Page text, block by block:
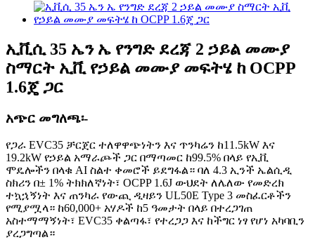
ኢቪሲ 35 ኤን ኤ የንግድ ደረጃ 2 ኃይል መሙያ
ስማርት ኢቪ የኃይል መሙያ መፍትሄ ከ OCPP
1.6ጄ ጋር
አጭር መግለጫ፡-
የጋራ EVC35 ቻርጀር ተለዋዋጭነትን እና ጥንካሬን ከ11.5kW እና
19.2kW የኃይል አማራጮች ጋር በማጣመር ከ99.5% በላይ የኢቪ
ሞዴሎችን በላቁ AI ስልተ ቀመሮች ይደግፋል። ባለ 4.3 ኢንች ኤልሲዲ
ስክሪን በ± 1% ትክክለኛነት፣ OCPP 1.6J ውህደት ለሌለው የመድረክ
ተኳኋኝነት እና ጠንካራ የውጪ ዲዛይን UL50E Type 3 መስፈርቶችን
የሚያሟላ። ከ60,000+ አሃዶች ከ5 ዓመታት በላይ በተረጋገጠ
አስተማማኝነት፣ EVC35 ቀልጣፋ፣ የተረጋጋ እና ከችግር ነፃ የሆነ አካባቢን
ያረጋግጣል።